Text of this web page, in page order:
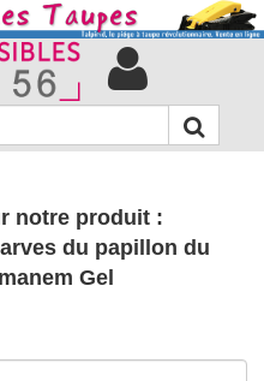
notre produit :
du papillon du
Gel